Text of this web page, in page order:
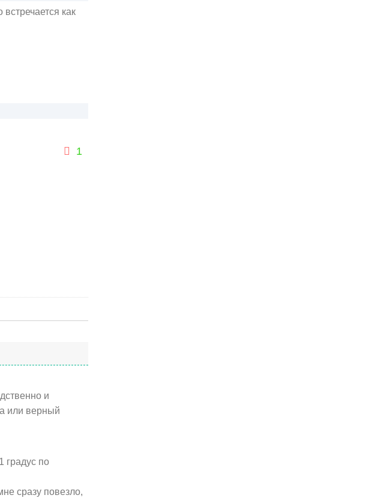
как
1
и
или верный
градус по
сразу повезло,